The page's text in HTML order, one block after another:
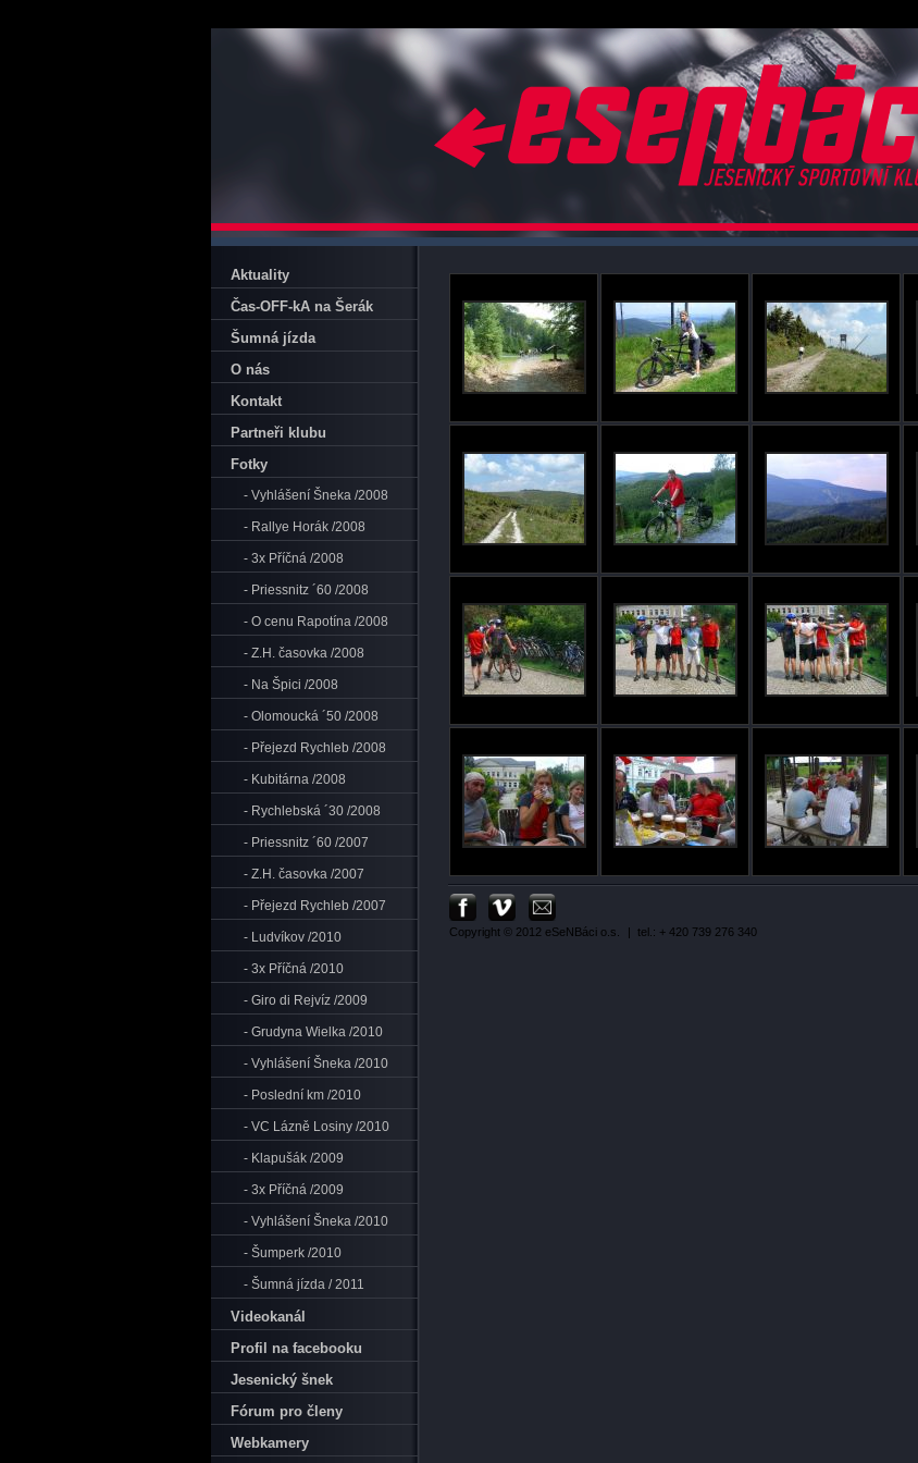
Copyright © 2012 eSeNBáci o.s. | tel.: + 420 739 276 340
Aktuality
Čas-OFF-kA na Šerák
Šumná jízda
O nás
Kontakt
Partneři klubu
Fotky
- Vyhlášení Šneka /2008
- Rallye Horák /2008
- 3x Příčná /2008
- Priessnitz ´60 /2008
- O cenu Rapotína /2008
- Z.H. časovka /2008
- Na Špici /2008
- Olomoucká ´50 /2008
- Přejezd Rychleb /2008
- Kubitárna /2008
- Rychlebská ´30 /2008
- Priessnitz ´60 /2007
- Z.H. časovka /2007
- Přejezd Rychleb /2007
- Ludvíkov /2010
- 3x Příčná /2010
- Giro di Rejvíz /2009
- Grudyna Wielka /2010
- Vyhlášení Šneka /2010
- Poslední km /2010
- VC Lázně Losiny /2010
- Klapušák /2009
- 3x Příčná /2009
- Vyhlášení Šneka /2010
- Šumperk /2010
- Šumná jízda / 2011
Videokanál
Profil na facebooku
Jesenický šnek
Fórum pro členy
Webkamery